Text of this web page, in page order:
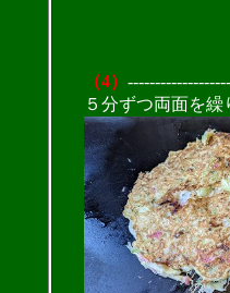
（4）
５分ずつ両面を繰